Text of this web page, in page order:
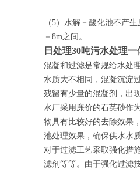
（5）水解－酸化池不产
－8m之间。
日处理30吨污水处理
混凝和过滤是常规给水处
水质大不相同，混凝沉淀
残留有少量的混凝剂，出
水厂采用廉价的石英砂作
物具有比较好的去除效果
池处理效果，确保供水水
对于过滤工艺采取强化措
滤剂等等。由于强化过滤